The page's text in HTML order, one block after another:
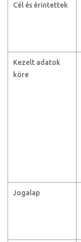
Cél és érintettek
Kezelt adatok
köre
Jogalap